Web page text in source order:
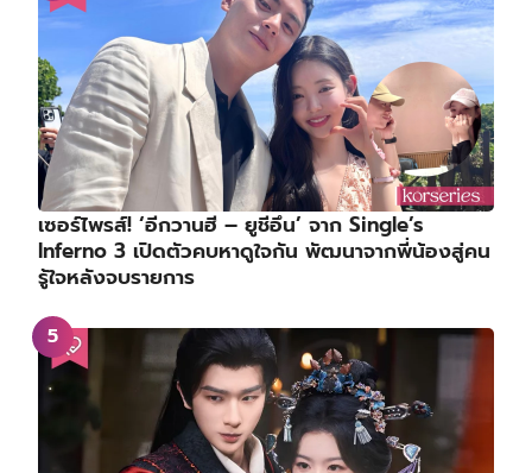
เซอร์ไพรส์! ‘อีกวานฮี – ยูชีอึน’ จาก Single’s
Inferno 3 เปิดตัวคบหาดูใจกัน พัฒนาจากพี่น้องสู่คน
รู้ใจหลังจบรายการ